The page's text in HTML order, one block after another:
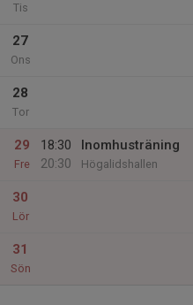
Tis
27
Ons
28
Tor
29
Fre
18:30
20:30
Inomhusträning
Högalidshallen
30
Lör
31
Sön